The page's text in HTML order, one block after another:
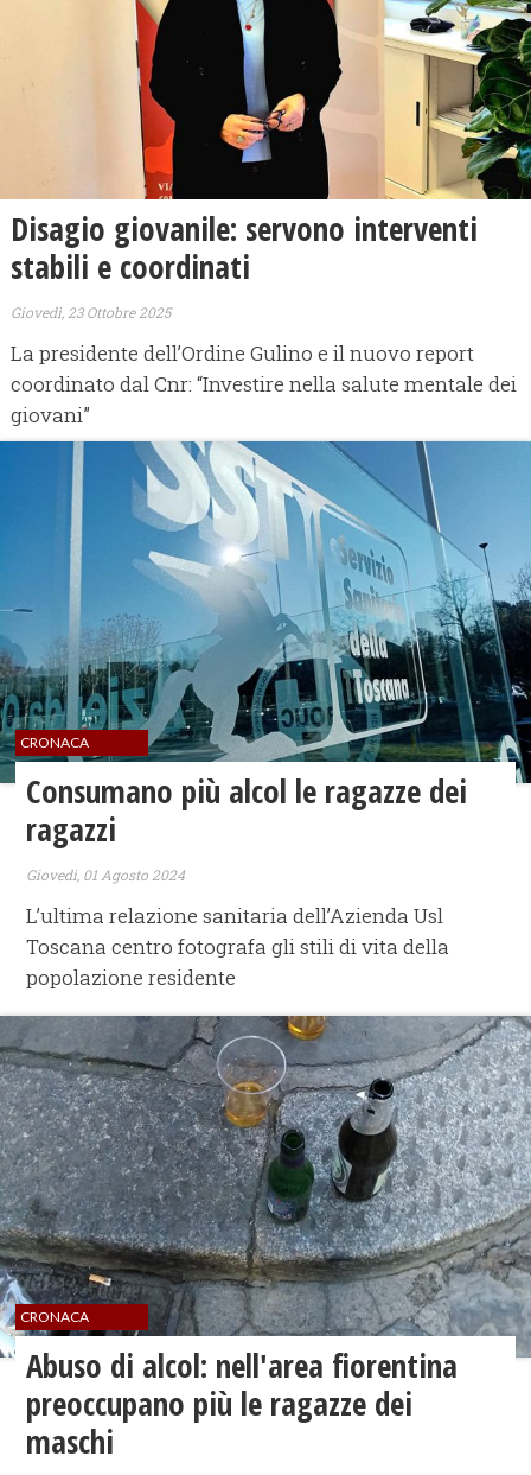
Disagio giovanile: servono interventi
stabili e coordinati
Giovedì, 23 Ottobre 2025
La presidente dell’Ordine Gulino e il nuovo report
coordinato dal Cnr: “Investire nella salute mentale dei
giovani”
CRONACA
Consumano più alcol le ragazze dei
ragazzi
Giovedì, 01 Agosto 2024
L’ultima relazione sanitaria dell’Azienda Usl
Toscana centro fotografa gli stili di vita della
popolazione residente
CRONACA
Abuso di alcol: nell'area fiorentina
preoccupano più le ragazze dei
maschi